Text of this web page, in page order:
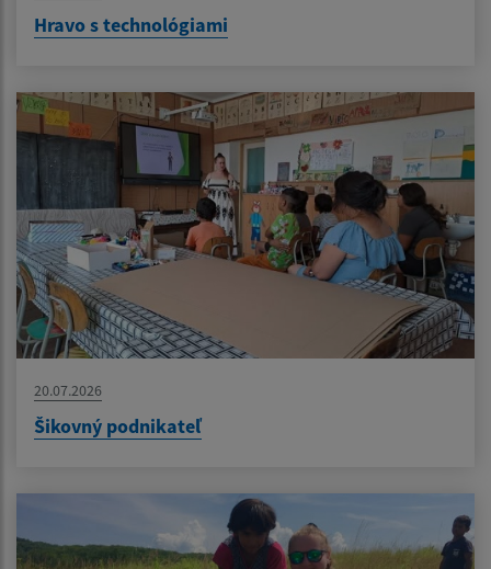
Hravo s technológiami
20.07.2026
Šikovný podnikateľ